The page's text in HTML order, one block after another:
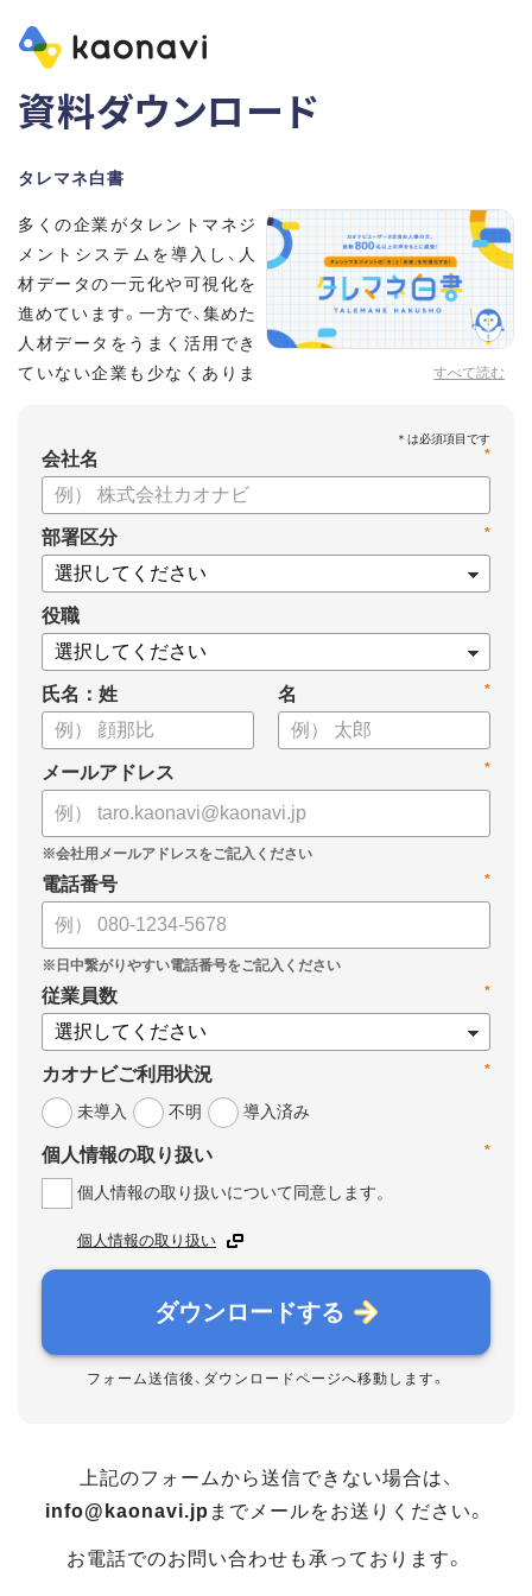
資料ダウンロード
タレマネ白書
すべて読む
多くの企業がタレントマネジ
メントシステムを導入し、人
材データの一元化や可視化を
進めています。一方で、集めた
人材データをうまく活用でき
ていない企業も少なくありま
こうした実情をふまえ、システム導入有無に留まらず、活用状
況や成果を明らかにすべく調査いたしました。
【資料の内容】
・タレントマネジメント推進の事業戦略貢献度
・タレントマネジメントシステム導入の手応え
・人事担当者以外でのカオナビ利用比率
これからのタレントマネジメントが目指すべき指針の参考と
して、ぜひお役立てください。
*
会社名
*
部署区分
役職
氏名：姓 *
名
*
メールアドレス
*
電話番号
*
従業員数
*
カオナビご利用状況
未導入
不明 導入済み
*
個人情報の取り扱い
個人情報の取り扱いについて同意します。
個人情報の取り扱い
ダウンロードする
フォーム送信後、ダウンロードページへ移動します。
上記のフォームから送信できない場合は、
info@kaonavi.jp までメールをお送りください。
お電話でのお問い合わせも承っております。